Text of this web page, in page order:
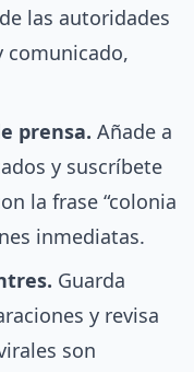
las autoridades
comunicado,
prensa. Añade a
y suscríbete
la frase “colonia
inmediatas.
Guarda
y revisa
son